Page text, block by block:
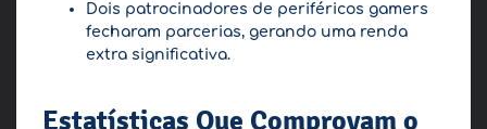
Dois patrocinadores de periféricos gamers
fecharam parcerias, gerando uma renda
extra significativa.
Estatísticas Que Comprovam o